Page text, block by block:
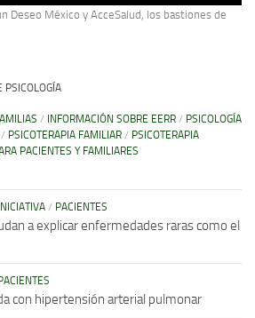
Deseo México y AcceSalud, los bastiones de
PSICOLOGÍA
/ INFORMACIÓN SOBRE EERR / PSICOLOGÍA
/ PSICOTERAPIA FAMILIAR / PSICOTERAPIA
PACIENTES Y FAMILIARES
/ PACIENTES
a explicar enfermedades raras como el
con hipertensión arterial pulmonar